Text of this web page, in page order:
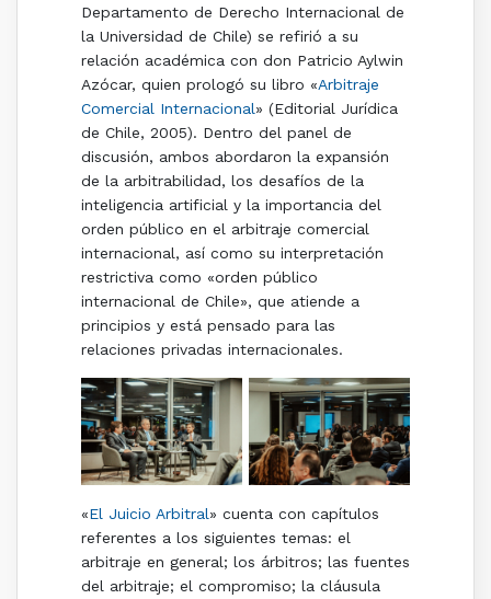
Departamento de Derecho Internacional de
la Universidad de Chile) se refirió a su
relación académica con don Patricio Aylwin
Azócar, quien prologó su libro «Arbitraje
Comercial Internacional» (Editorial Jurídica
de Chile, 2005). Dentro del panel de
discusión, ambos abordaron la expansión
de la arbitrabilidad, los desafíos de la
inteligencia artificial y la importancia del
orden público en el arbitraje comercial
internacional, así como su interpretación
restrictiva como «orden público
internacional de Chile», que atiende a
principios y está pensado para las
relaciones privadas internacionales.
«El Juicio Arbitral» cuenta con capítulos
referentes a los siguientes temas: el
arbitraje en general; los árbitros; las fuentes
del arbitraje; el compromiso; la cláusula